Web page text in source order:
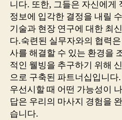
니다. 또한, 그들은 자신에게
정보에 입각한 결정을 내릴
기술과 현장 연구에 대한 최
다.숙련된 실무자와의 협력
사를 해결할 수 있는 환경을
적인 웰빙을 추구하기 위해
으로 구축된 파트너십입니다
우선시할 때 어떤 가능성이
답은 우리의 마사지 경험을
습니다.